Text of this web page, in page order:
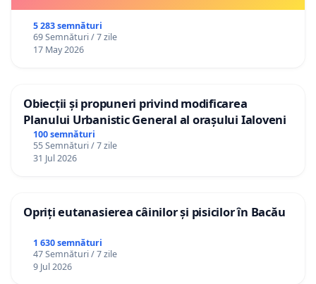
5 283 semnături
69 Semnături / 7 zile
17 May 2026
Obiecții și propuneri privind modificarea
Planului Urbanistic General al orașului Ialoveni
100 semnături
55 Semnături / 7 zile
31 Jul 2026
Opriți eutanasierea câinilor și pisicilor în Bacău
1 630 semnături
47 Semnături / 7 zile
9 Jul 2026